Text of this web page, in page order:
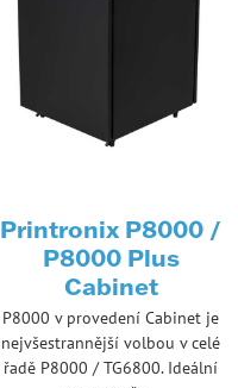
Printronix P8000 /
P8000 Plus
Cabinet
P8000 v provedení Cabinet je
nejvšestrannější volbou v celé
řadě P8000 / TG6800. Ideální